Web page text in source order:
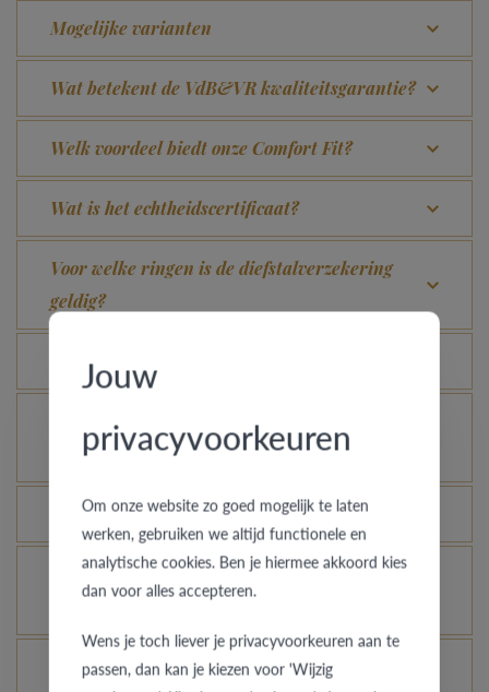
Mogelijke varianten
Wat betekent de VdB&VR kwaliteitsgarantie?
Welk voordeel biedt onze Comfort Fit?
Wat is het echtheidscertificaat?
Voor welke ringen is de diefstalverzekering
geldig?
Kan elke ring gegraveerd worden?
Hoe kan ik zien hoe de ring er uit ziet in een
andere kleur of breedte?
Hoe blijft je gouden ring er als nieuw uitzien?
Je gouden, platina of palladium ring nog meer
laten glanzen, kan dat?
Hoe vermijd je dat het gerhodineerd wit goud
Jouw
privacyvoorkeuren
Om onze website zo goed mogelijk te laten
werken, gebruiken we altijd functionele en
analytische cookies. Ben je hiermee akkoord kies
dan voor alles accepteren.
Wens je toch liever je privacyvoorkeuren aan te
passen, dan kan je kiezen voor 'Wijzig